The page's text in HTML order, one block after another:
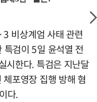
비상계엄 사태 관련
특검이 5일 윤석열 전
시한다. 특검은 지난달
포영장 집행 방해 혐
다.